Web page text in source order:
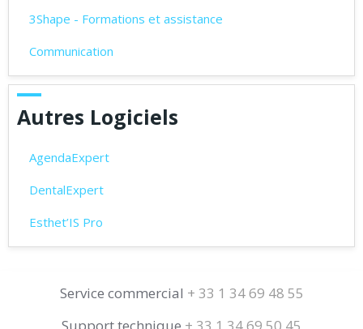
3Shape - Formations et assistance
Communication
Autres Logiciels
AgendaExpert
DentalExpert
Esthet’IS Pro
Service commercial + 33 1 34 69 48 55